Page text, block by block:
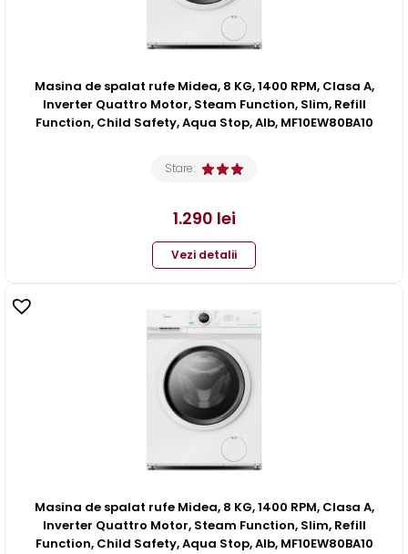
Masina de spalat rufe Midea, 8 KG, 1400 RPM, Clasa A,
Inverter Quattro Motor, Steam Function, Slim, Refill
Function, Child Safety, Aqua Stop, Alb, MF10EW80BA10
Stare:
1.290 lei
Vezi detalii
Masina de spalat rufe Midea, 8 KG, 1400 RPM, Clasa A,
Inverter Quattro Motor, Steam Function, Slim, Refill
Function, Child Safety, Aqua Stop, Alb, MF10EW80BA10